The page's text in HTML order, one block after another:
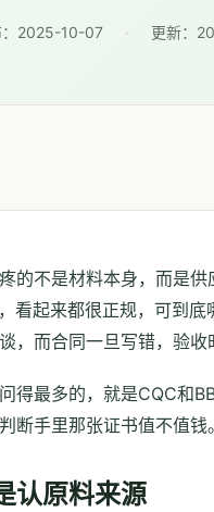
2025-10-07 · 更新：
的不是材料本身，而是
看起来都很正规，可到
，而合同一旦写错，验收
得最多的，就是CQC和
断手里那张证书值不值钱。
认原料来源